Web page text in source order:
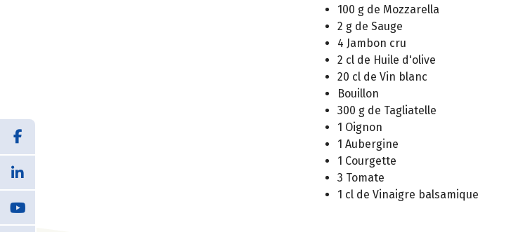
100 g de Mozzarella
2 g de Sauge
4 Jambon cru
2 cl de Huile d'olive
20 cl de Vin blanc
Bouillon
300 g de Tagliatelle
1 Oignon
1 Aubergine
1 Courgette
3 Tomate
1 cl de Vinaigre balsamique